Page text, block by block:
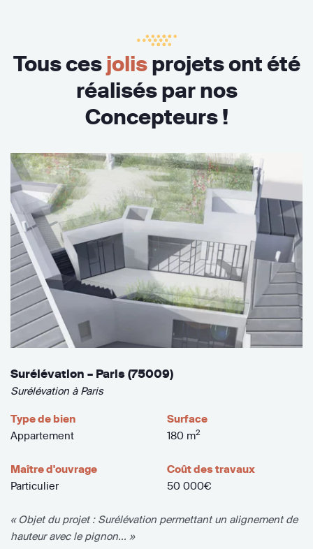
Tous cesjolisprojets ont été
réalisés par nos
Concepteurs !
Surélévation – Paris (75009)
Surélévation à Paris
Type de bien
Appartement
Surface
180 m2
Maître d'ouvrage
Particulier
Coût des travaux
50 000€
« Objet du projet : Surélévation permettant un alignement de
hauteur avec le pignon... »